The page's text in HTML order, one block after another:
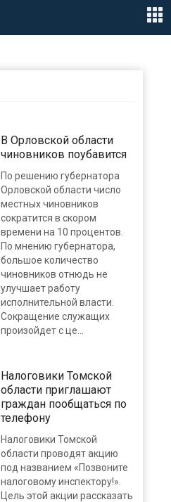
В Орловской области
чиновников поубавится
По решению губернатора
Орловской области число
местных чиновников
сократится в скором
времени на 10 процентов.
По мнению губернатора,
большое количество
чиновников отнюдь не
улучшает работу
исполнительной власти.
Сокращение служащих
произойдет с це...
Налоговики Томской
области приглашают
граждан пообщаться по
телефону
Налоговики Томской
области проводят акцию
под названием «Позвоните
налоговому инспектору!».
Цель этой акции рассказать